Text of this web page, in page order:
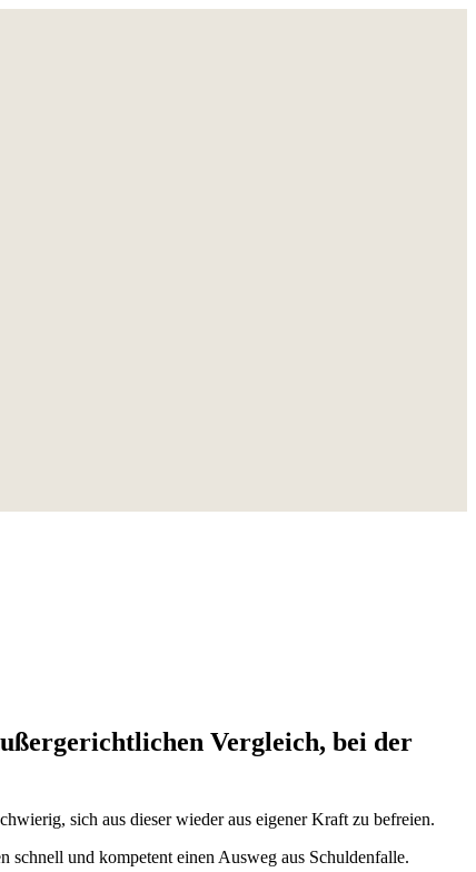
Vergleich, bei der
sich aus dieser wieder aus eigener Kraft zu befreien.
und kompetent einen Ausweg aus Schuldenfalle.